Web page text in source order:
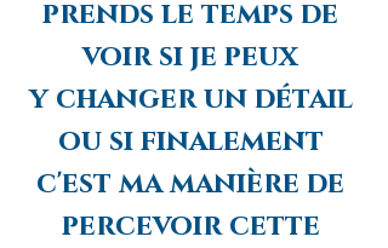
prends le temps de
voir si je peux
y changer un détail
ou si finalement
c'est ma manière de
percevoir cette